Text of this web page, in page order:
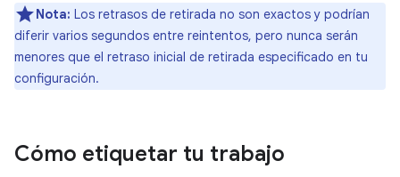
Nota: Los retrasos de retirada no son exactos y podrían
diferir varios segundos entre reintentos, pero nunca serán
menores que el retraso inicial de retirada especificado en tu
configuración.
Cómo etiquetar tu trabajo